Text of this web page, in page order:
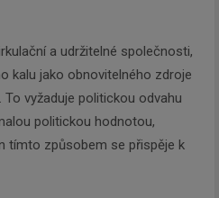
a udržitelné společnosti,
kalu jako obnovitelného zdroje
vyžaduje politickou odvahu
politickou hodnotou,
tímto způsobem se přispěje k